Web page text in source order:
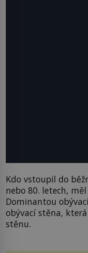
Kdo vstoupil do
nebo 80. letech,
Dominantou
obývací stěna,
stěnu.